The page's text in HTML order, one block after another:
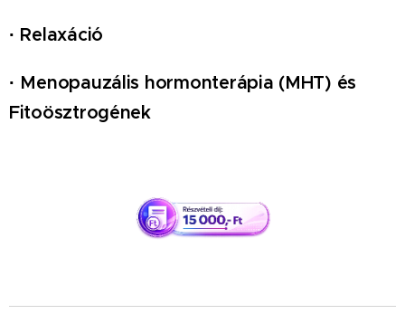
· Relaxáció
· Menopauzális hormonterápia (MHT) és
Fitoösztrogének